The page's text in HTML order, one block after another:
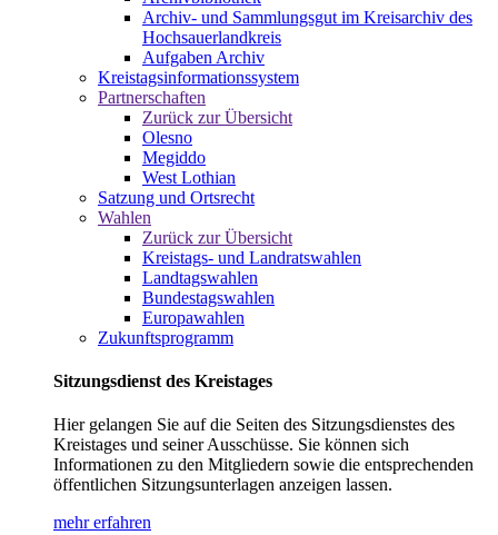
Archiv- und Sammlungsgut im Kreisarchiv des
Hochsauerlandkreis
Aufgaben Archiv
Kreistagsinformationssystem
Partnerschaften
Zurück zur Übersicht
Olesno
Megiddo
West Lothian
Satzung und Ortsrecht
Wahlen
Zurück zur Übersicht
Kreistags- und Landratswahlen
Landtagswahlen
Bundestagswahlen
Europawahlen
Zukunftsprogramm
Sitzungsdienst des Kreistages
Hier gelangen Sie auf die Seiten des Sitzungsdienstes des
Kreistages und seiner Ausschüsse. Sie können sich
Informationen zu den Mitgliedern sowie die entsprechenden
öffentlichen Sitzungsunterlagen anzeigen lassen.
mehr erfahren